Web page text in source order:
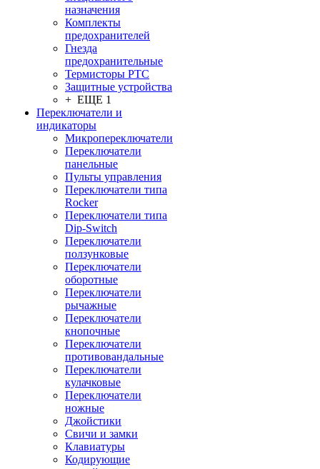
назначения
Комплекты
предохранителей
Гнезда
предохранительные
Термисторы PTC
Защитные устройства
+ ЕЩЕ 1
Переключатели и
индикаторы
Микропереключатели
Переключатели
панельные
Пульты управления
Переключатели типа
Rocker
Переключатели типа
Dip-Switch
Переключатели
ползунковые
Переключатели
оборотные
Переключатели
рычажные
Переключатели
кнопочные
Переключатели
противовандальные
Переключатели
кулачковые
Переключатели
ножные
Джойстики
Свичи и замки
Клавиатуры
Кодирующие